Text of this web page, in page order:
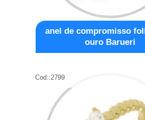
anel de compromisso
ouro Barueri
Cod.:2799